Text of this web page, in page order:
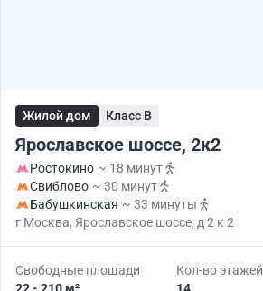
Жилой дом Класс B
Ярославское шоссе, 2к2
Ростокино ~ 18 минут
Свиблово ~ 30 минут
Бабушкинская ~ 33 минуты
г Москва, Ярославское шоссе, д 2 к 2
Свободные площади
Кол-во этажей